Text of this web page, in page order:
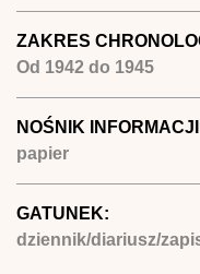
ZAKRES
Od 1942 do 1945
NOŚNIK
papier
GATUNEK:
dziennik/diariusz/